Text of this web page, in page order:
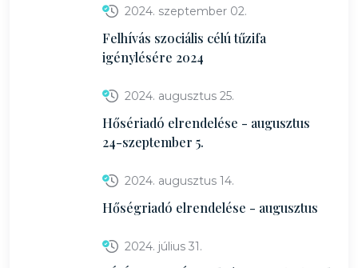
2024. szeptember 02.
Felhívás szociális célú tűzifa
igénylésére 2024
2024. augusztus 25.
Hősériadó elrendelése - augusztus
24-szeptember 5.
2024. augusztus 14.
Hőségriadó elrendelése - augusztus
2024. július 31.